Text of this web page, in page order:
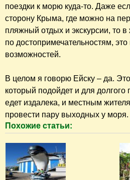
поездки к морю куда-то. Даже
сторону Крыма, где можно на
пляжный отдых и экскурсии, то
по достопримечательностям,
возможностей.
В целом я говорю Ейску – да.
который подойдет и для долгого
едет издалека, и местным
провести пару выходных у моря.
Похожие статьи: